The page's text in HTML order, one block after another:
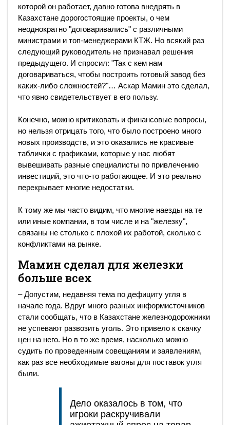
которой он работает, давно готова внедрять в
Казахстане дорогостоящие проекты, о чем
неоднократно "договаривались" с различными
министрами и топ-менеджерами КТЖ. Но всякий раз
следующий руководитель не признавал решения
предыдущего. И спросил: "Так с кем нам
договариваться, чтобы построить готовый завод без
каких-либо сложностей?"… Аскар Мамин это сделал,
что явно свидетельствует в его пользу.
Конечно, можно критиковать и финансовые вопросы,
но нельзя отрицать того, что было построено много
новых производств, и это оказались не красивые
таблички с графиками, которые у нас любят
вывешивать разные специалисты по привлечению
инвестиций, это что-то работающее. И это реально
перекрывает многие недостатки.
К тому же мы часто видим, что многие наезды на те
или иные компании, в том числе и на "железку",
связаны не столько с плохой их работой, сколько с
конфликтами на рынке.
Мамин сделал для железки
больше всех
– Допустим, недавняя тема по дефициту угля в
начале года. Вдруг много разных информисточников
стали сообщать, что в Казахстане железнодорожники
не успевают развозить уголь. Это привело к скачку
цен на него. Но в то же время, насколько можно
судить по проведенным совещаниям и заявлениям,
как раз все необходимые вагоны для поставок угля
были.
Дело оказалось в том, что
игроки раскручивали